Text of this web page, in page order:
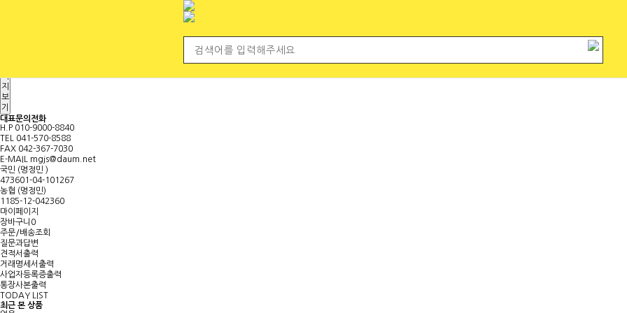
이
지
보
기
대표문의전화
H.P 010-9000-8840
TEL
041-570-8588
FAX 042-367-7030
E-MAIL
mgjs@daum.net
국민 (명정민 )
473601-04-101267
농협 (명정민)
1185-12-042360
마이페이지
장바구니 0
주문/배송조회
질문과답변
견적서출력
거래명세서출력
사업자등록증출력
통장사본출력
TODAY LIST
최근 본 상품